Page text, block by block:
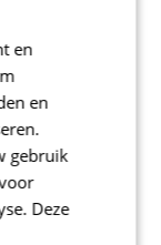
en
en
gebruik
Deze